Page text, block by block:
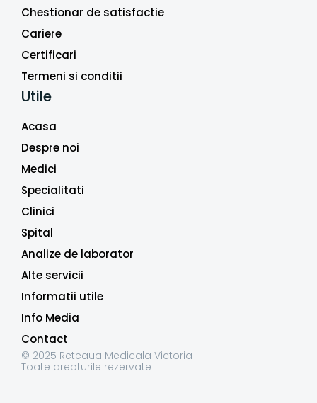
Chestionar de satisfactie
Cariere
Certificari
Termeni si conditii
Utile
Acasa
Despre noi
Medici
Specialitati
Clinici
Spital
Analize de laborator
Alte servicii
Informatii utile
Info Media
Contact
© 2025 Reteaua Medicala Victoria
Toate drepturile rezervate